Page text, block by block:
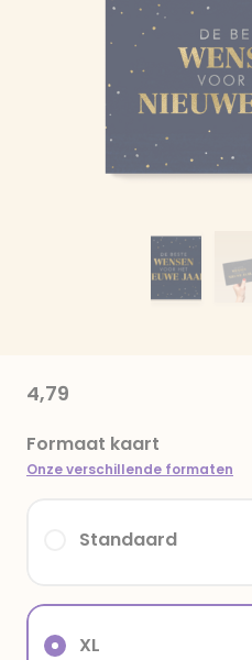
4,79
Formaat kaart
Onze verschillende formaten
XL
Standaard